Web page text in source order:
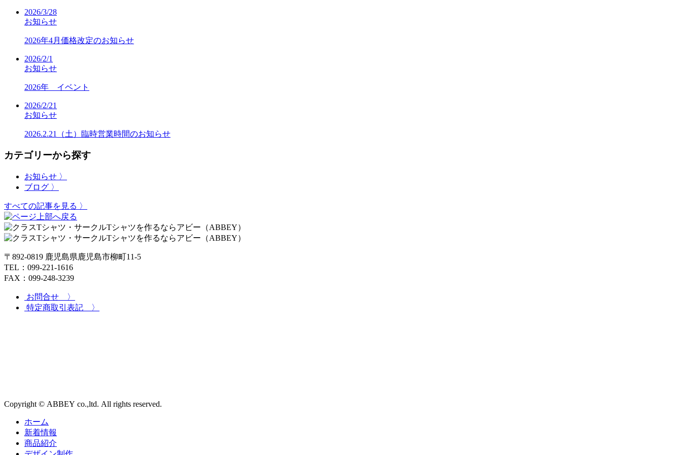
2026/3/28
お知らせ
2026年4月価格改定のお知らせ
2026/2/1
お知らせ
2026年 イベント
2026/2/21
お知らせ
2026.2.21（土）臨時営業時間のお知らせ
カテゴリーから探す
お知らせ 〉
ブログ 〉
すべての記事を見る 〉
〒892-0819 鹿児島県鹿児島市柳町11-5
TEL：099-221-1616
FAX：099-248-3239
お問合せ 〉
特定商取引表記 〉
Copyright © ABBEY co.,ltd. All rights reserved.
ホーム
新着情報
商品紹介